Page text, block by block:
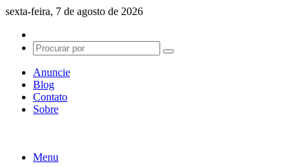
sexta-feira, 7 de agosto de 2026
skin
Procurar
Anuncie
Blog
Contato
Sobre
Menu